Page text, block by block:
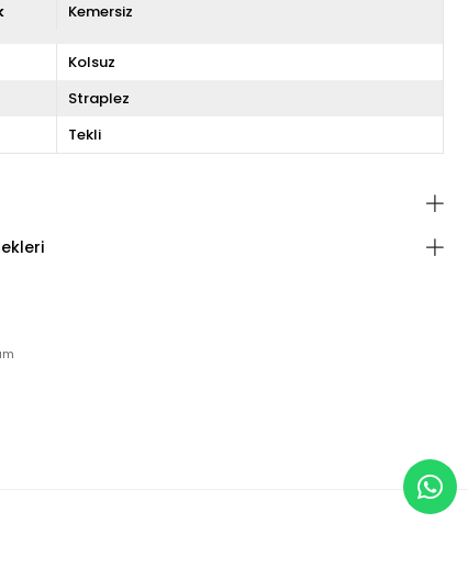
Kemersiz
Kolsuz
Straplez
Tekli